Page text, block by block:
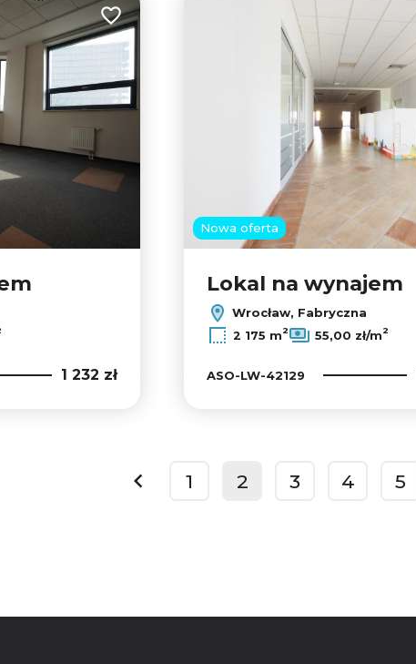
Dodaj do ulubionych
1 232 zł
Nowa oferta
Lokal na wynajem
Wrocław, Fabryczna
2 175 m2 55,00 zł/m2
ASO-LW-42129
prev
1 2 3 4 5